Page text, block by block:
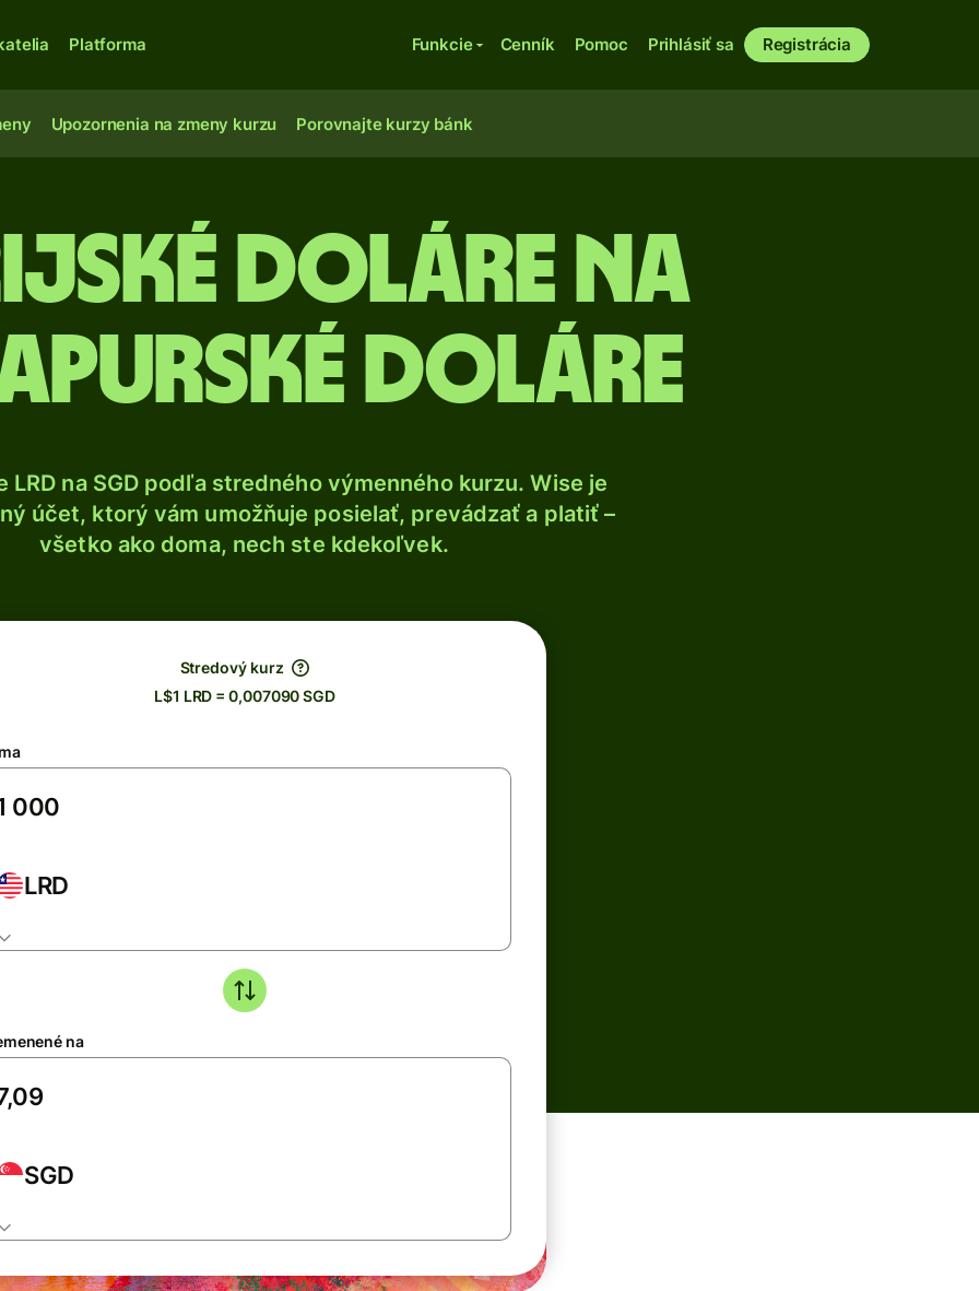
Platforma Funkcie Cenník Pomoc Prihlásiť sa Registrácia
Upozornenia na zmeny kurzu Porovnajte kurzy bánk
doláre na
doláre
LRD na SGD podľa stredného výmenného kurzu. Wise je
účet, ktorý vám umožňuje posielať, prevádzať a platiť –
všetko ako doma, nech ste kdekoľvek.
Stredový kurz
L$1 LRD = 0,007090 SGD
LRD
na
SGD